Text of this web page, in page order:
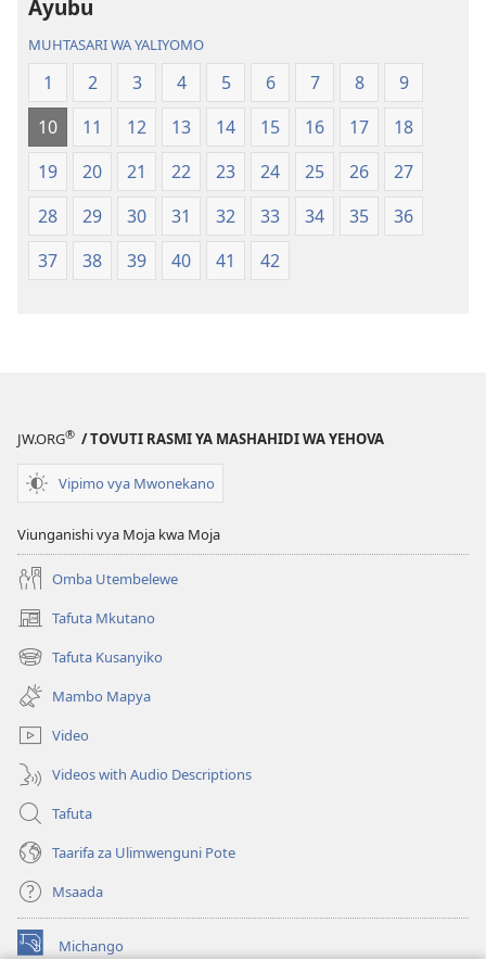
Ulimwengu
Mpya
(Toleo
la
2017)
Ulimwengu
Mpya
(Toleo
la
2017)
Ayubu
MUHTASARI WA YALIYOMO
1 2 3 4 5 6 7 8
9
10
11 12 13 14 15 16 17
18
19
20 21 22 23 24 25 26
27
28
29 30 31 32 33 34 35
36
37
38 39 40 41 42
JW.ORG® / TOVUTI RASMI YA MASHAHIDI WA YEHOVA
Vipimo vya Mwonekano
Viunganishi vya Moja kwa Moja
Omba Utembelewe
Tafuta Mkutano
(opens
new
window)
Tafuta Kusanyiko
(opens
new
window)
Mambo Mapya
Video
Videos with Audio Descriptions
Tafuta
Taarifa za Ulimwenguni Pote
Msaada
Michango
(opens